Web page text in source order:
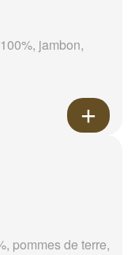
jambon,
pommes de terre,